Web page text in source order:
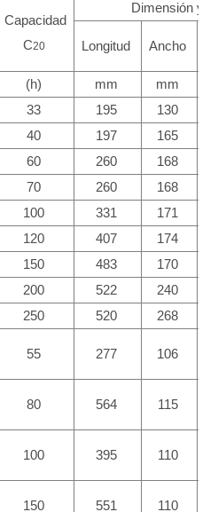
Capacidad
C20
Dimensión y
Longitud Ancho
(h) mm mm
33 195 130
40 197 165
60 260 168
70 260 168
100 331 171
120 407 174
150 483 170
200 522 240
250 520 268
55 277 106
80 564 115
100 395 110
150 551 110